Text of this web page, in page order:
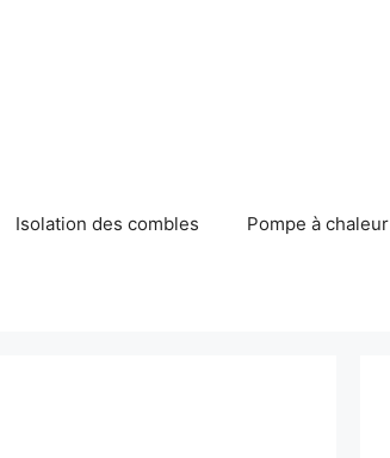
Isolation des combles Pompe à chaleur